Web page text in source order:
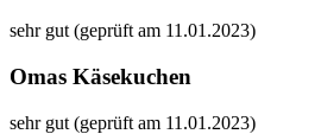
sehr gut (geprüft am 11.01.2023)
Omas Käsekuchen
sehr gut (geprüft am 11.01.2023)